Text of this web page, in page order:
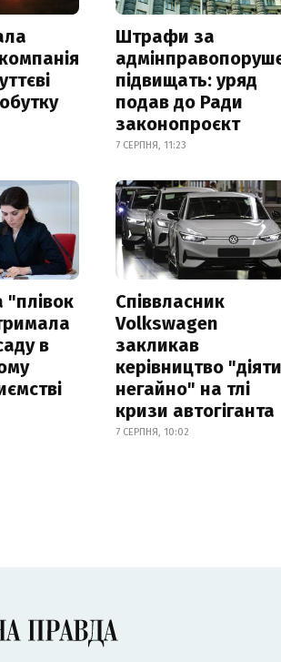
Штрафи за
підвищать: уряд
подав до Ради
законопроєкт
7 СЕРПНЯ, 11:23
"плівок
в
Співвласник
Volkswagen
закликав
керівництво "діяти
негайно" на тлі
кризи автогіганта
7 СЕРПНЯ, 10:02